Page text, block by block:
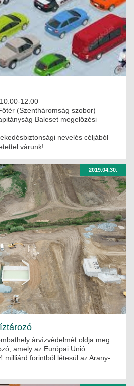
12.00
(Szentháromság szobor)
Baleset megelőzési
nevelés céljából
várunk!
2019.04.30.
árvízvédelmét oldja meg
amely az Európai Unió
milliárd forintból létesül az Arany-